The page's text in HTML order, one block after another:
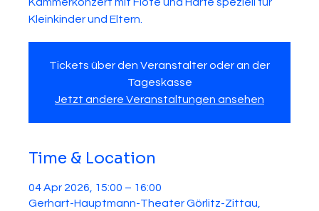
Kammerkonzert mit Flöte und Harfe speziell für
Kleinkinder und Eltern.
Tickets über den Veranstalter oder an der
Tageskasse
Jetzt andere Veranstaltungen ansehen
Time & Location
04 Apr 2026, 15:00 – 16:00
Gerhart-Hauptmann-Theater Görlitz-Zittau,